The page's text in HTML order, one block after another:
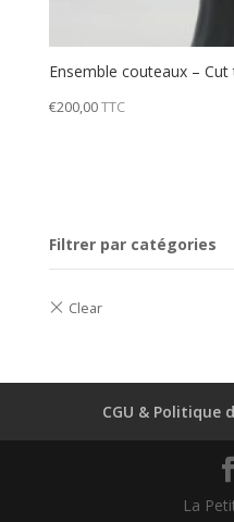
Ensemble couteaux –
€200,00TTC
Filtrer par catégories
CGU & Politique
La